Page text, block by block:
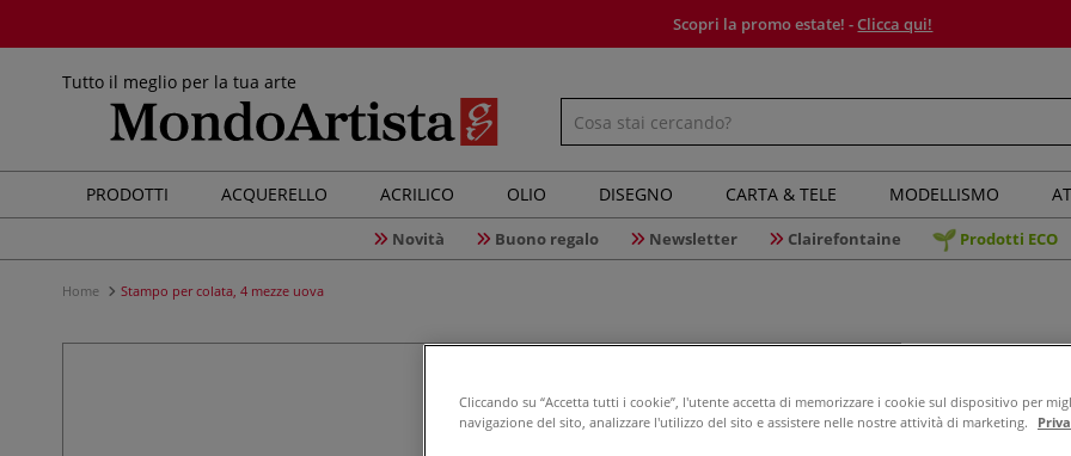
Scopri la promo estate! -Clicca qui!
Tutto il meglio per la tua arte
PRODOTTI ACQUERELLO ACRILICO OLIO DISEGNO CARTA & TELE MODELLISMO
Novità Buono regalo Newsletter Clairefontaine Prodotti ECO
Home Stampo per colata, 4 mezze uova
Cliccando su “Accetta tutti i cookie”, l'utente accetta di memorizzare i cookie sul dispositivo per
navigazione del sito, analizzare l'utilizzo del sito e assistere nelle nostre attività di marketing.